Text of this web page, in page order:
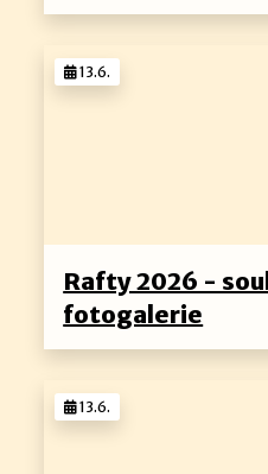
Rafty 2026 -
fotogalerie
13.6.
13.6.